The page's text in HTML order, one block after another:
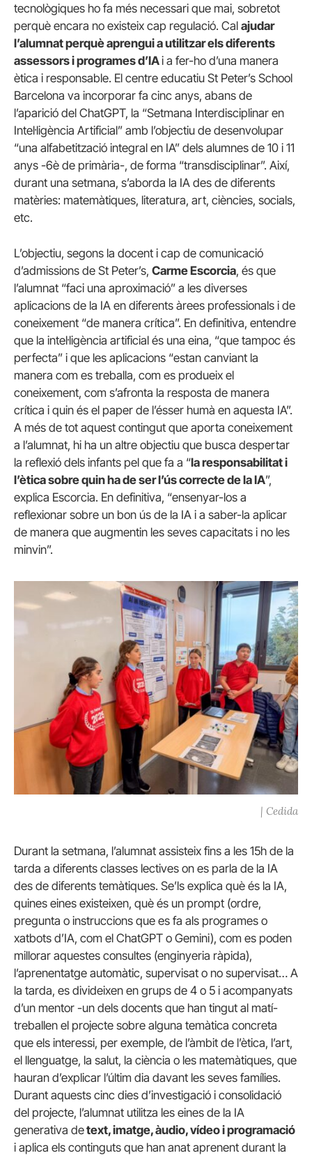
tecnològiques ho fa més necessari que mai, sobretot
perquè encara no existeix cap regulació. Cal ajudar
l’alumnat perquè aprengui a utilitzar els diferents
assessors i programes d’IAi a fer-ho d’una manera
ètica i responsable. El centre educatiu St Peter’s School
Barcelona va incorporar fa cinc anys, abans de
l’aparició del ChatGPT, la “Setmana Interdisciplinar en
Intel·ligència Artificial” amb l’objectiu de desenvolupar
“una alfabetització integral en IA” dels alumnes de 10 i 11
anys -6è de primària-, de forma “transdisciplinar”. Així,
durant una setmana, s’aborda la IA des de diferents
matèries: matemàtiques, literatura, art, ciències, socials,
etc.
L’objectiu, segons la docent i cap de comunicació
d’admissions de St Peter’s, Carme Escorcia, és que
l’alumnat “faci una aproximació” a les diverses
aplicacions de la IA en diferents àrees professionals i de
coneixement “de manera crítica”. En definitiva, entendre
que la intel·ligència artificial és una eina, “que tampoc és
perfecta” i que les aplicacions “estan canviant la
manera com es treballa, com es produeix el
coneixement, com s’afronta la resposta de manera
crítica i quin és el paper de l’ésser humà en aquesta IA”.
A més de tot aquest contingut que aporta coneixement
a l’alumnat, hi ha un altre objectiu que busca despertar
la reflexió dels infants pel que fa a “la responsabilitat i
l’ètica sobre quin ha de ser l’ús correcte de la IA”,
explica Escorcia. En definitiva, “ensenyar-los a
reflexionar sobre un bon ús de la IA i a saber-la aplicar
de manera que augmentin les seves capacitats i no les
minvin”.
| Cedida
Durant la setmana, l’alumnat assisteix fins a les 15h de la
tarda a diferents classes lectives on es parla de la IA
des de diferents temàtiques. Se’ls explica què és la IA,
quines eines existeixen, què és un prompt (ordre,
pregunta o instruccions que es fa als programes o
xatbots d’IA, com el ChatGPT o Gemini), com es poden
millorar aquestes consultes (enginyeria ràpida),
l’aprenentatge automàtic, supervisat o no supervisat… A
la tarda, es divideixen en grups de 4 o 5 i acompanyats
d’un mentor -un dels docents que han tingut al matí-
treballen el projecte sobre alguna temàtica concreta
que els interessi, per exemple, de l’àmbit de l’ètica, l’art,
el llenguatge, la salut, la ciència o les matemàtiques, que
hauran d’explicar l’últim dia davant les seves famílies.
Durant aquests cinc dies d’investigació i consolidació
del projecte, l’alumnat utilitza les eines de la IA
generativa detext, imatge, àudio, vídeo i programació
i aplica els continguts que han anat aprenent durant la